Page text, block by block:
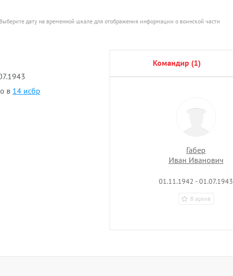
Выберите дату на временной шкале для отображения информации о воинской части
в 14 исбр
командир (1)
Габер
Иван Иванович
01.11.1942 - 01.07.1943
В архив